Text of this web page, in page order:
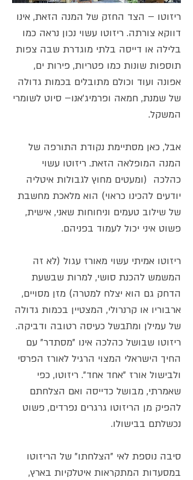
ריזוטו – הצד החזק של המנה הזאת, אינו
דווקא צורתה. ריזוטו עשוי נכון נראה כמו
בלילה או דייסה בלתי מוגדרת שבה צפות
תוספות שונות כמו פטריות, פירות ים,
אפונה ועוד וכולם מתובלים בכמות גדולה
של שמנת, חמאה ופרמיג'אנו– סיוט לשומרי
המשקל.
אבל, כאן מסתיימת נקודת התורפה של
המנה המופלאה הזאת. ריזוטו עשוי
כהלכה (ומעטים מחוץ לגבולות איטליה
יודעים להכינו כראוי) הוא מלאכת מחשבת
של שילוב טעמים וניחוחות שאני, אישית,
פשוט איני יכול לעמוד בפניהם.
ריזוטו אמיתי עשוי מאורז עגול (לא זה
המשמש להכנת סושי, למרות שבשעת
הדחק גם הוא יצלח למטרה) מזן מסויים,
ארבוריו או קרנרולי, המצטיין בכמות גדולה
של עמילן ומתבשל כעיסה רטובה ודביקה.
ריזוטו שבושל כהלכה אינו "מסתדר" עם
החיך הישראלי המצוי הרגיל לאורז הפרסי
ולבישול אורז "אחד אחד". ריזוטו, כפי
שאמרתי, מבושל כדייסה ואם הצלחתם
להפיק מן הריזוטו גרגרים נפרדים, פשוט
נכשלתם בבישולו.
סיבה נוספת לאי "הצלחתו" של הריזוטו
במסעדות המתקראות איטלקיות בארץ,